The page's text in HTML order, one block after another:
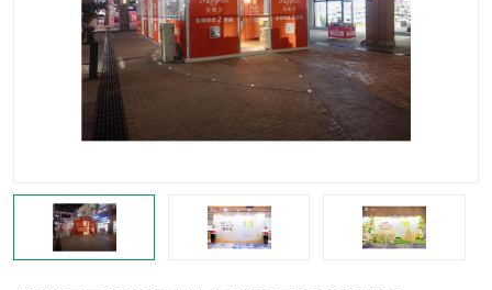
背景板搭建 雷亚舞台搭建
龙门架搭建 会议桌椅租赁
灯光音响租赁 空飘出租